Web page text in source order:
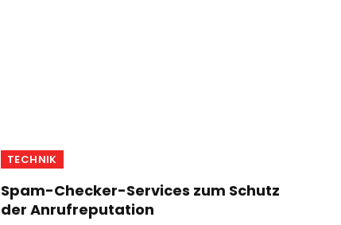
TECHNIK
Spam-Checker-Services zum Schutz
der Anrufreputation